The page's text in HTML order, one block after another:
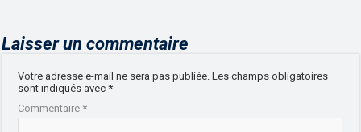
Laisser un commentaire
Votre adresse e-mail ne sera pas publiée. Les champs obligatoires
sont indiqués avec*
Commentaire*